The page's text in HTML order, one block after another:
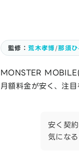
監修：荒木孝博 /那須
MONSTER MOBILE(
月額料金が安く、注目
安く契
気になる